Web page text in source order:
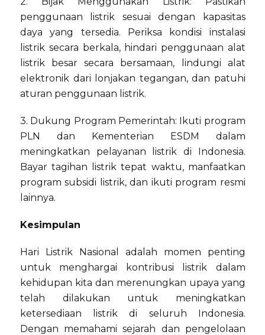
penggunaan listrik sesuai dengan kapasitas
daya yang tersedia. Periksa kondisi instalasi
listrik secara berkala, hindari penggunaan alat
listrik besar secara bersamaan, lindungi alat
elektronik dari lonjakan tegangan, dan patuhi
aturan penggunaan listrik.
3. Dukung Program Pemerintah: Ikuti program
PLN dan Kementerian ESDM dalam
meningkatkan pelayanan listrik di Indonesia.
Bayar tagihan listrik tepat waktu, manfaatkan
program subsidi listrik, dan ikuti program resmi
lainnya.
Kesimpulan
Hari Listrik Nasional adalah momen penting
untuk menghargai kontribusi listrik dalam
kehidupan kita dan merenungkan upaya yang
telah dilakukan untuk meningkatkan
ketersediaan listrik di seluruh Indonesia.
Dengan memahami sejarah dan pengelolaan